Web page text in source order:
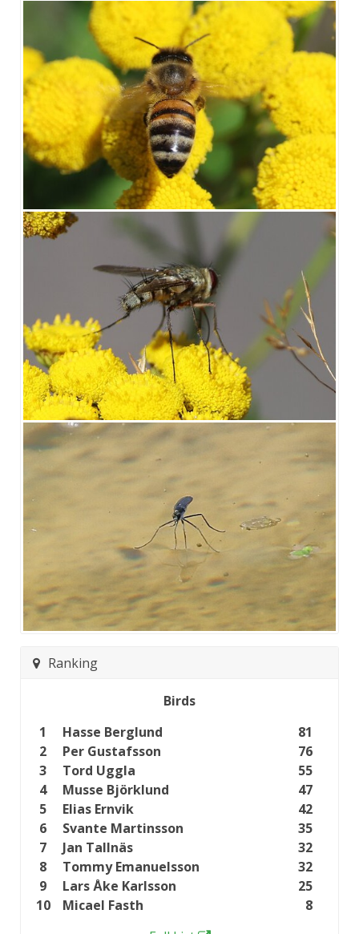
Ranking
Birds
1
Hasse Berglund
81
2
Per Gustafsson
76
3
Tord Uggla
55
4
Musse Björklund
47
5
Elias Ernvik
42
6
Svante Martinsson
35
7
Jan Tallnäs
32
8
Tommy Emanuelsson
32
9
Lars Åke Karlsson
25
10
Micael Fasth
8